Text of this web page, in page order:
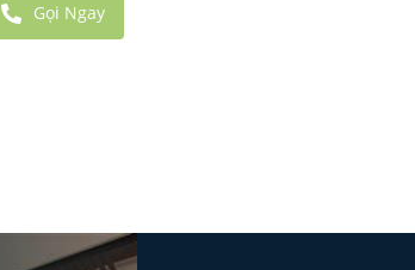
Gọi Ngay